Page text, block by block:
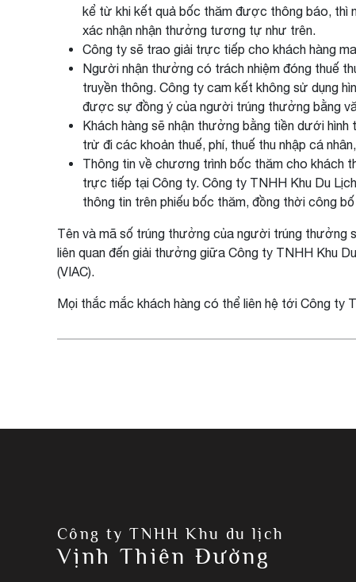
kể từ khi kết quả bốc thăm được thông báo, thì
xác nhận nhận thưởng tương tự như trên.
Công ty sẽ trao giải trực tiếp cho khách hàng
Người nhận thưởng có trách nhiệm đóng thuế
truyền thông. Công ty cam kết không sử dụng
được sự đồng ý của người trúng thưởng bằng
Khách hàng sẽ nhận thưởng bằng tiền dưới
trừ đi các khoản thuế, phí, thuế thu nhập cá
Thông tin về chương trình bốc thăm cho khách
trực tiếp tại Công ty. Công ty TNHH Khu Du
thông tin trên phiếu bốc thăm, đồng thời công
Tên và mã số trúng thưởng của người trúng thưởng
liên quan đến giải thưởng giữa Công ty TNHH Khu
(VIAC).
Mọi thắc mắc khách hàng có thể liên hệ tới Công ty
Công ty TNHH Khu du lịch
Vịnh Thiên Đường